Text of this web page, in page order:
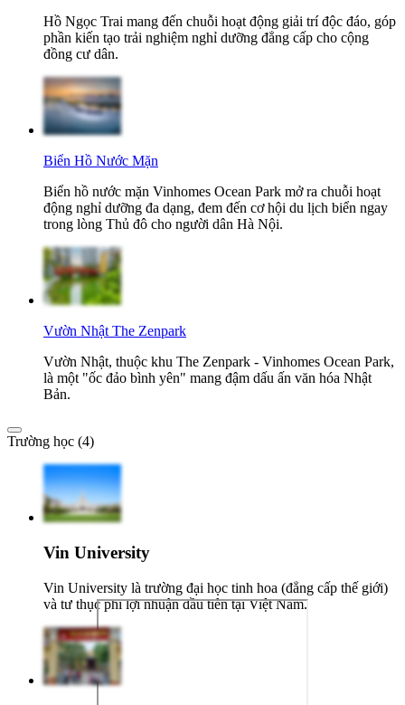
Hồ Ngọc Trai mang đến chuỗi hoạt động giải trí độc đáo, góp
phần kiến tạo trải nghiệm nghỉ dưỡng đẳng cấp cho cộng
đồng cư dân.
Biển Hồ Nước Mặn
Biển hồ nước mặn Vinhomes Ocean Park mở ra chuỗi hoạt
động nghỉ dưỡng đa dạng, đem đến cơ hội du lịch biển ngay
trong lòng Thủ đô cho người dân Hà Nội.
Vườn Nhật The Zenpark
Vườn Nhật, thuộc khu The Zenpark - Vinhomes Ocean Park,
là một "ốc đảo bình yên" mang đậm dấu ấn văn hóa Nhật
Bản.
Trường học (4)
Vin University
Vin University là trường đại học tinh hoa (đẳng cấp thế giới)
và tư thục phi lợi nhuận đầu tiên tại Việt Nam.